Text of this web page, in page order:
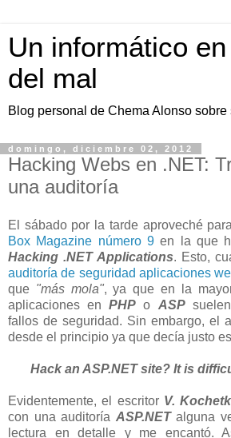
Un informático
del mal
Blog personal de Chema Alonso sobre
domingo, diciembre 02, 2012
Hacking Webs en .NET:
una auditoría
El sábado por la tarde aproveché
Box Magazine número 9en la que
Hacking .NET Applications. Esto,
auditoría de seguridad aplicaciones
que "más mola", ya que en la
aplicaciones enPHP o ASPsuelen
fallos de seguridad. Sin embargo, el
desde el principio ya que decía justo
Hack an ASP.NET site? It is
Evidentemente, el escritor V.
con una auditoría ASP.NETalguna
lectura en detalle y me encantó.